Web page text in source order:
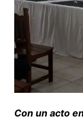
Con un acto